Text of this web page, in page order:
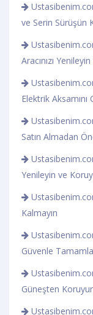
ve Serin Sürüşün
Aracınızı
Elektrik Aksamını
Satın Almadan
Yenileyin ve
Kalmayın
Güvenle
Güneşten